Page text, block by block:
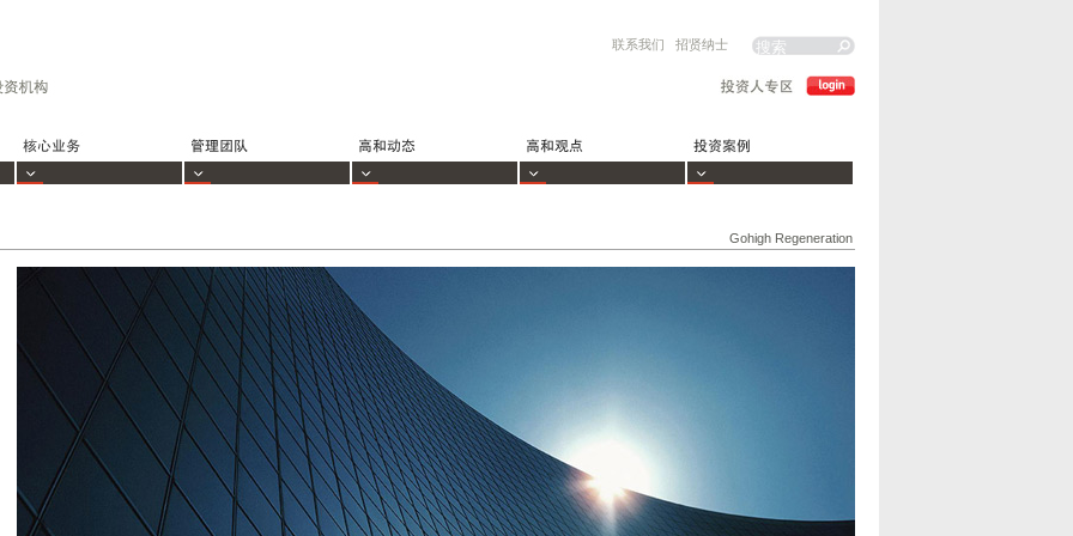
联系我们 招贤纳士
Gohigh Regeneration